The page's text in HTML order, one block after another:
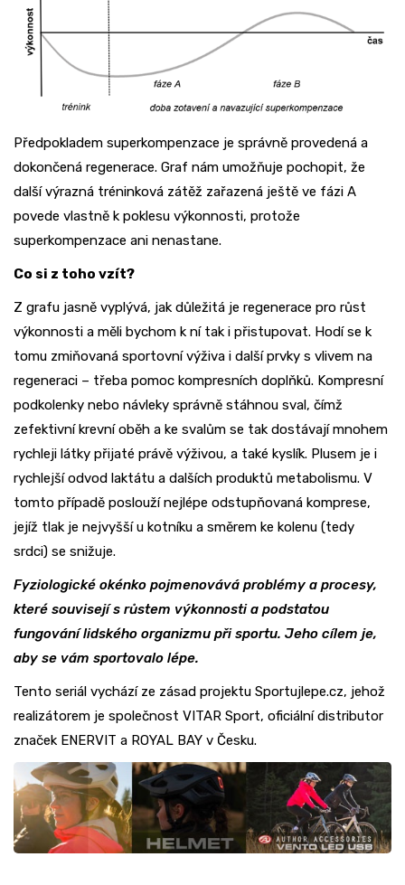
Předpokladem superkompenzace je správně provedená a
dokončená regenerace. Graf nám umožňuje pochopit, že
další výrazná tréninková zátěž zařazená ještě ve fázi A
povede vlastně k poklesu výkonnosti, protože
superkompenzace ani nenastane.
Co si z toho vzít?
Z grafu jasně vyplývá, jak důležitá je regenerace pro růst
výkonnosti a měli bychom k ní tak i přistupovat. Hodí se k
tomu zmiňovaná sportovní výživa i další prvky s vlivem na
regeneraci – třeba pomoc kompresních doplňků. Kompresní
podkolenky nebo návleky správně stáhnou sval, čímž
zefektivní krevní oběh a ke svalům se tak dostávají mnohem
rychleji látky přijaté právě výživou, a také kyslík. Plusem je i
rychlejší odvod laktátu a dalších produktů metabolismu. V
tomto případě poslouží nejlépe odstupňovaná komprese,
jejíž tlak je nejvyšší u kotníku a směrem ke kolenu (tedy
srdci) se snižuje.
Fyziologické okénko pojmenovává problémy a procesy,
které souvisejí s růstem výkonnosti a podstatou
fungování lidského organizmu při sportu. Jeho cílem je,
aby se vám sportovalo lépe.
Tento seriál vychází ze zásad projektu Sportujlepe.cz, jehož
realizátorem je společnost VITAR Sport, oficiální distributor
značek ENERVIT a ROYAL BAY v Česku.